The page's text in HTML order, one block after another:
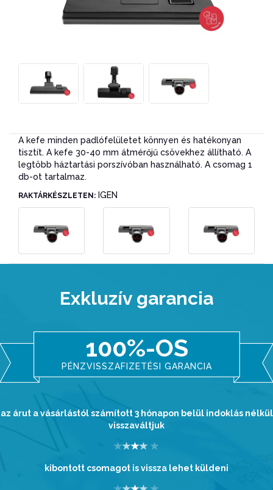
A kefe minden padlófelületet könnyen és hatékonyan
tisztít. A kefe 30-40 mm átmérőjű csövekhez állítható. A
legtöbb háztartási porszívóban használható. A csomag 1
db-ot tartalmaz.
RAKTÁRKÉSZLETEN: IGEN
Exkluzív garancia
100%-OS
PÉNZVISSZAFIZETÉSI GARANCIA
az árut a vásárlástól számított 3 hónapon belül indoklás nélkül
visszaváltjuk
kibontott csomagot is vissza lehet küldeni